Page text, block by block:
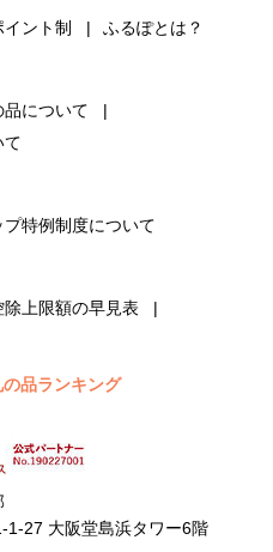
ント制 ふるぽとは？
品について
て
プ特例制度について
除上限額の早見表
品ランキング
27 大阪堂島浜タワー6階